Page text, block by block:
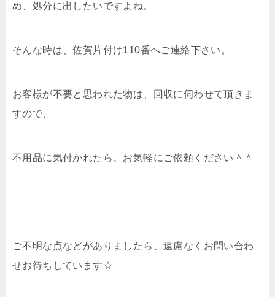
め、処分に出したいですよね。
そんな時は、佐賀片付け110番へご連絡下さい。
お客様が不要と思われた物は、回収に伺わせて頂きま
すので、
不用品に気付かれたら、お気軽にご依頼ください＾＾
ご不明な点などがありましたら、遠慮なくお問い合わ
せお待ちしています☆